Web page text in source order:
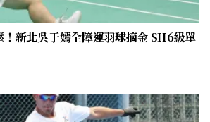
！新北吳于嫣全障運羽球摘金 SH6級單